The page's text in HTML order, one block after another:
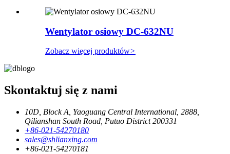
Wentylator osiowy DC-632NU
Zobacz więcej produktów>
Skontaktuj się z nami
10D, Block A, Yaoguang Central International, 2888,
Qilianshan South Road, Putuo District 200331
+86-021-54270180
sales@shlianxing.com
+86-021-54270181